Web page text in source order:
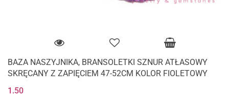
BAZA NASZYJNIKA, BRANSOLETKI SZNUR ATŁASOWY
SKRĘCANY Z ZAPIĘCIEM 47-52CM KOLOR FIOLETOWY
1.50